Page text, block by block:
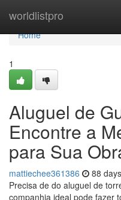
worldlistpro
Home
Home
1
Aluguel de
Encontre a
para Sua
mattiechee361386 88
Precisa de do aluguel de
companhia ideal pode fazer